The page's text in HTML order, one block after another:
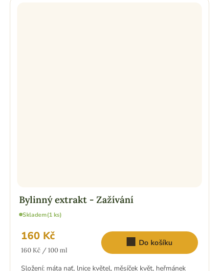
Bylinný extrakt - Zažívání
Skladem(1 ks)
160 Kč
Měrná
160 Kč / 100 ml
Do košíku
Složení: máta nať, lnice květel, měsíček květ, heřmánek